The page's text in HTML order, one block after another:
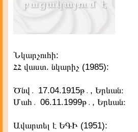
Նկարչուհի:
ՀՀ վաստ. նկարիչ (1985):
Ծնվ․ 17.04.1915թ․, Երևան։
Մահ․ 06.11.1999թ․, Երևան։
Ավարտել է ԵԳԻ (1951):